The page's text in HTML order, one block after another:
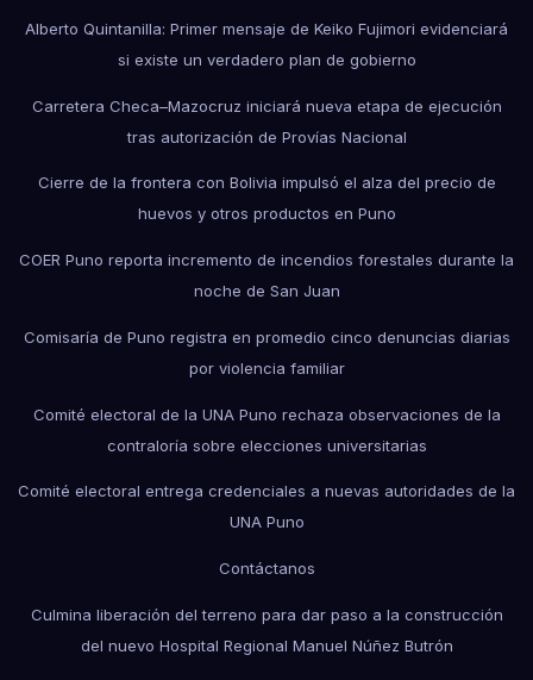
Alberto Quintanilla: Primer mensaje de Keiko Fujimori evidenciará
si existe un verdadero plan de gobierno
Carretera Checa–Mazocruz iniciará nueva etapa de ejecución
tras autorización de Provías Nacional
Cierre de la frontera con Bolivia impulsó el alza del precio de
huevos y otros productos en Puno
COER Puno reporta incremento de incendios forestales durante la
noche de San Juan
Comisaría de Puno registra en promedio cinco denuncias diarias
por violencia familiar
Comité electoral de la UNA Puno rechaza observaciones de la
contraloría sobre elecciones universitarias
Comité electoral entrega credenciales a nuevas autoridades de la
UNA Puno
Contáctanos
Culmina liberación del terreno para dar paso a la construcción
del nuevo Hospital Regional Manuel Núñez Butrón